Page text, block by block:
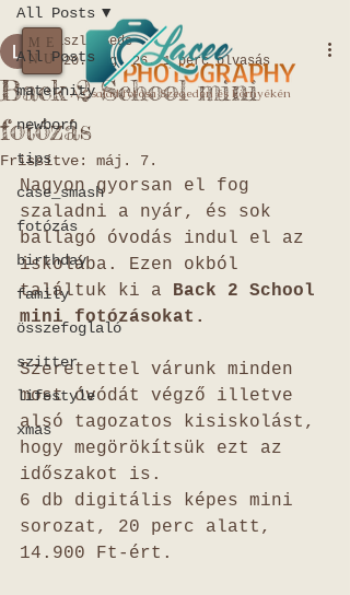
A Család fotósa Szegeden és környékén
ME
NU
All Posts
maternity
newborn
tips
case_smash
fotózás
birthday
family
összefoglaló
szitter
lifestyle
xmas
All Posts
Back 2 School mini
fotózás
Laszlo Bede
2020. aug. 26. 1 perc olvasás
Frissítve: máj. 7.
Nagyon gyorsan el fog
szaladni a nyár, és sok
ballagó óvodás indul el az
iskolába. Ezen okból
találtuk ki a Back 2 School
mini fotózásokat.
Szeretettel várunk minden
most óvódát végző illetve
alsó tagozatos kisiskolást,
hogy megörökítsük ezt az
időszakot is.
6 db digitális képes mini
sorozat, 20 perc alatt,
14.900 Ft-ért.